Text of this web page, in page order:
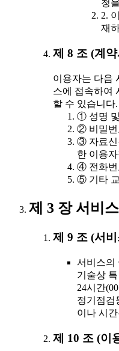
청
2.
재
제 8 조 (계
이용자는 다음
스에 접속하여
할 수 있습니다.
① 성명
② 비밀번
③ 자료신
한 이용자
④ 전화번
⑤ 기타
제 3 장 서비
제 9 조 (서
서비스의
기술상
24시간
정기점검
이나 시
제 10 조 (이